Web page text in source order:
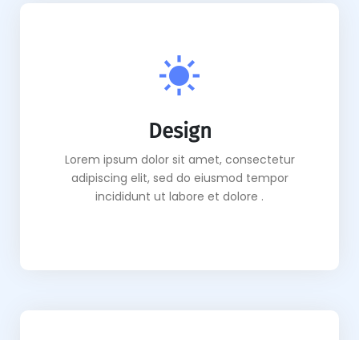
Design
Lorem ipsum dolor sit amet, consectetur
adipiscing elit, sed do eiusmod tempor
incididunt ut labore et dolore .